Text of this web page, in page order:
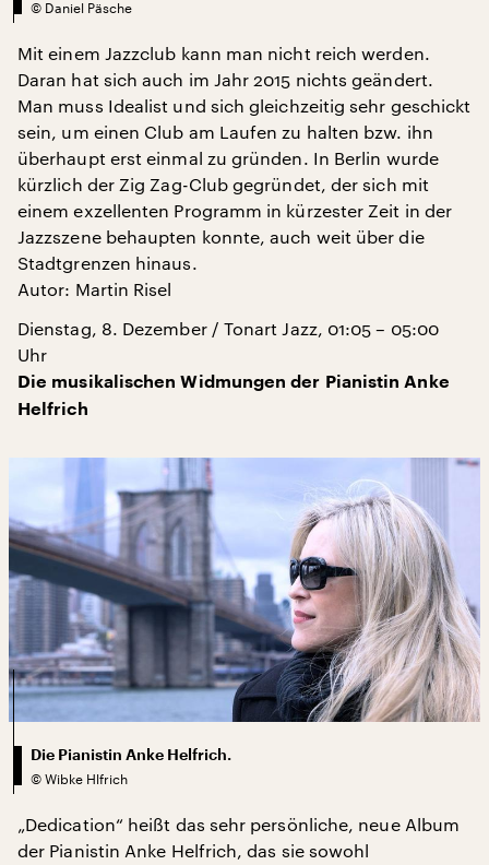
© Daniel Päsche
Mit einem Jazzclub kann man nicht reich werden.
Daran hat sich auch im Jahr 2015 nichts geändert.
Man muss Idealist und sich gleichzeitig sehr geschickt
sein, um einen Club am Laufen zu halten bzw. ihn
überhaupt erst einmal zu gründen. In Berlin wurde
kürzlich der Zig Zag-Club gegründet, der sich mit
einem exzellenten Programm in kürzester Zeit in der
Jazzszene behaupten konnte, auch weit über die
Stadtgrenzen hinaus.
Autor: Martin Risel
Dienstag, 8. Dezember / Tonart Jazz, 01:05 – 05:00
Uhr
Die musikalischen Widmungen der Pianistin Anke
Helfrich
Die Pianistin Anke Helfrich.
© Wibke Hlfrich
„Dedication“ heißt das sehr persönliche, neue Album
der Pianistin Anke Helfrich, das sie sowohl